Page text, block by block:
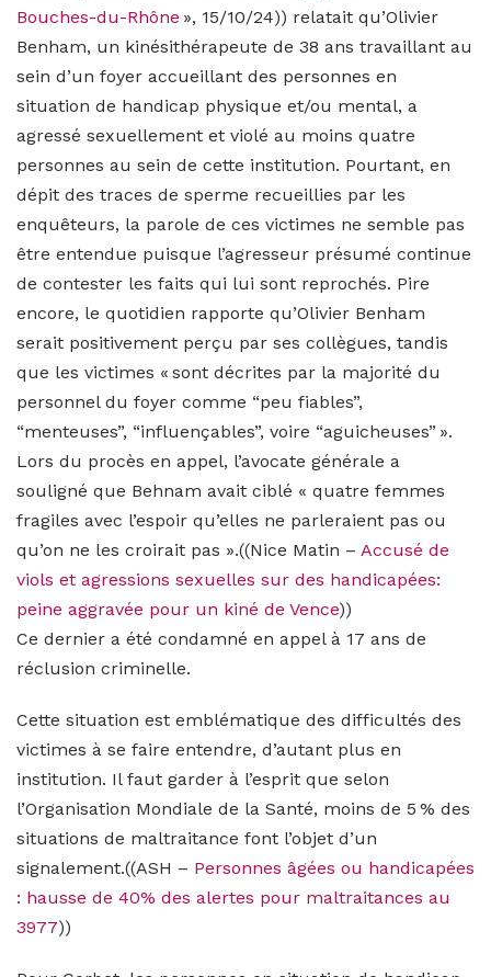
Bouches-du-Rhône », 15/10/24)) relatait qu’Olivier
Benham, un kinésithérapeute de 38 ans travaillant au
sein d’un foyer accueillant des personnes en
situation de handicap physique et/ou mental, a
agressé sexuellement et violé au moins quatre
personnes au sein de cette institution. Pourtant, en
dépit des traces de sperme recueillies par les
enquêteurs, la parole de ces victimes ne semble pas
être entendue puisque l’agresseur présumé continue
de contester les faits qui lui sont reprochés. Pire
encore, le quotidien rapporte qu’Olivier Benham
serait positivement perçu par ses collègues, tandis
que les victimes « sont décrites par la majorité du
personnel du foyer comme “peu fiables”,
“menteuses”, “influençables”, voire “aguicheuses” ».
Lors du procès en appel, l’avocate générale a
souligné que Behnam avait ciblé « quatre femmes
fragiles avec l’espoir qu’elles ne parleraient pas ou
qu’on ne les croirait pas ».((Nice Matin – Accusé de
viols et agressions sexuelles sur des handicapées:
peine aggravée pour un kiné de Vence))
Ce dernier a été condamné en appel à 17 ans de
réclusion criminelle.
Cette situation est emblématique des difficultés des
victimes à se faire entendre, d’autant plus en
institution. Il faut garder à l’esprit que selon
l’Organisation Mondiale de la Santé, moins de 5 % des
situations de maltraitance font l’objet d’un
signalement.((ASH – Personnes âgées ou handicapées
: hausse de 40% des alertes pour maltraitances au
3977))